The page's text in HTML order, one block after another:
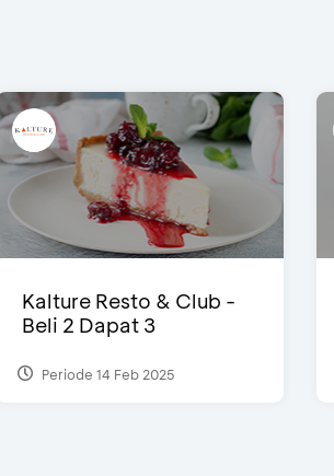
Kalture Resto & Club -
Beli 2 Dapat 3
Periode 14 Feb 2025